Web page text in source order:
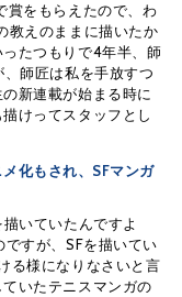
賞をもらえたので、わ
教えのままに描いたか
たつもりで4年半、師
師匠は私を手放すつ
新連載が始まる時に
けってスタッフとし
化もされ、SFマンガ
いていたんですよ
すが、SFを描いてい
る様になりなさいと言
いたテニスマンガの